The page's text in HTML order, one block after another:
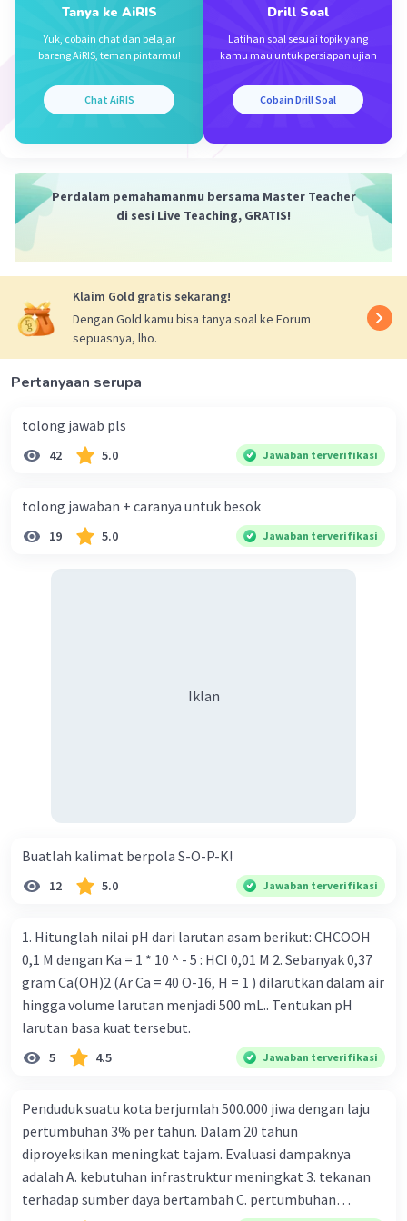
Iklan
Nanda R Community Level 89
21 April 2024 11:10
Jawaban terverifikasi
ditandai dengan adanya lebih dari satu partai
politik yang aktif dan bersaing dalam proses
Beri Rating
Tanya ke AiRIS
Yuk, cobain chat dan belajar
bareng AiRIS, teman pintarmu!
Chat AiRIS
Drill Soal
Latihan soal sesuai topik yang
kamu mau untuk persiapan ujian
Cobain Drill Soal
Perdalam pemahamanmu bersama Master Teacher
di sesi Live Teaching, GRATIS!
Klaim Gold gratis sekarang!
Dengan Gold kamu bisa tanya soal ke Forum
sepuasnya, lho.
Pertanyaan serupa
tolong jawab pls
42 5.0 Jawaban terverifikasi
tolong jawaban + caranya untuk besok
19 5.0 Jawaban terverifikasi
Iklan
Buatlah kalimat berpola S-O-P-K!
12 5.0 Jawaban terverifikasi
1. Hitunglah nilai pH dari larutan asam berikut: CHCOOH
0,1 M dengan Ka = 1 * 10 ^ - 5 : HCI 0,01 M 2. Sebanyak 0,37
gram Ca(OH)2 (Ar Ca = 40 O-16, H = 1 ) dilarutkan dalam air
hingga volume larutan menjadi 500 mL.. Tentukan pH
larutan basa kuat tersebut.
5 4.5 Jawaban terverifikasi
Penduduk suatu kota berjumlah 500.000 jiwa dengan laju
pertumbuhan 3% per tahun. Dalam 20 tahun
diproyeksikan meningkat tajam. Evaluasi dampaknya
adalah A. kebutuhan infrastruktur meningkat 3. tekanan
terhadap sumber daya bertambah C. pertumbuhan